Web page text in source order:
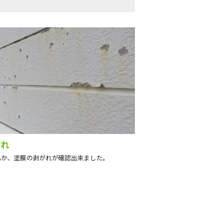
、塗膜の剥がれが確認出来ました。